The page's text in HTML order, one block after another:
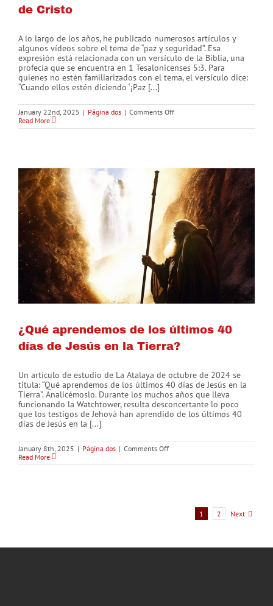
de Cristo
A lo largo de los años, he publicado numerosos artículos y
algunos vídeos sobre el tema de “paz y seguridad”. Esa
expresión está relacionada con un versículo de la Biblia, una
profecía que se encuentra en 1 Tesalonicenses 5:3. Para
quienes no estén familiarizados con el tema, el versículo dice:
“Cuando ellos estén diciendo ‘¡Paz [...]
January 22nd, 2025 | Página dos | Comments Offon
y
presencia
Cristo
Read More
¿Qué aprendemos de los últimos 40
días de Jesús en la Tierra?
Un artículo de estudio de La Atalaya de octubre de 2024 se
titula: “Qué aprendemos de los últimos 40 días de Jesús en la
Tierra”. Analicémoslo. Durante los muchos años que lleva
funcionando la Watchtower, resulta desconcertante lo poco
que los testigos de Jehová han aprendido de los últimos 40
días de Jesús en la [...]
January 8th, 2025 | Página dos | Comments Offon
aprendemos
Tierra?
Read More
1 2 Next